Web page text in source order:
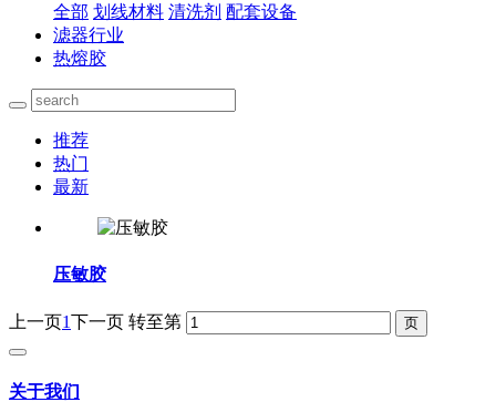
全部 划线材料 清洗剂 配套设备
滤器行业
热熔胶
推荐
热门
最新
压敏胶
上一页1下一页 转至第
关于我们